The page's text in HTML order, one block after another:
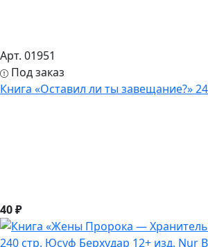
Арт. 01951
Под заказ
Книга «Оставил ли ты завещание?»
40 ₽